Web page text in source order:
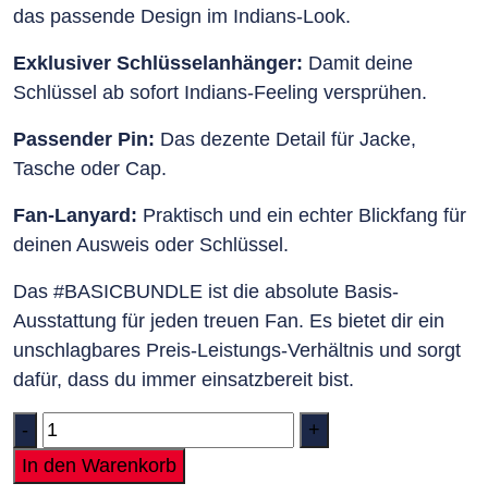
das passende Design im Indians-Look.
Exklusiver Schlüsselanhänger: Damit deine
Schlüssel ab sofort Indians-Feeling versprühen.
Passender Pin: Das dezente Detail für Jacke,
Tasche oder Cap.
Fan-Lanyard: Praktisch und ein echter Blickfang für
deinen Ausweis oder Schlüssel.
Das #BASICBUNDLE ist die absolute Basis-
Ausstattung für jeden treuen Fan. Es bietet dir ein
unschlagbares Preis-Leistungs-Verhältnis und sorgt
dafür, dass du immer einsatzbereit bist.
Quantity
In den Warenkorb